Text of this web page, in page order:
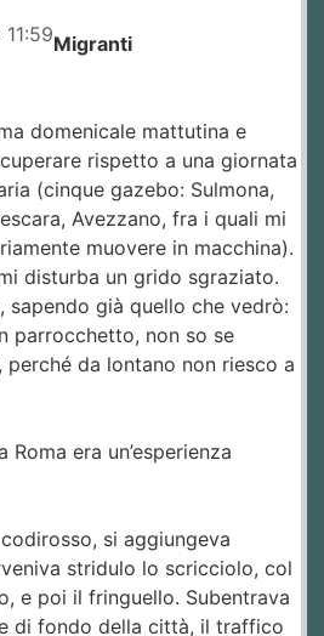
Migranti
domenicale mattutina e
rispetto a una giornata
(cinque gazebo: Sulmona,
Avezzano, fra i quali mi
muovere in macchina).
disturba un grido sgraziato.
già quello che vedrò:
parrocchetto, non so se
da lontano non riesco a
era un’esperienza
si aggiungeva
stridulo lo scricciolo, col
e poi il fringuello. Subentrava
di fondo della città, il traffico